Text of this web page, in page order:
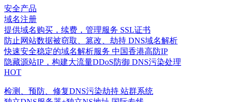
安全产品
域名注册
提供域名购买，续费，管理服务 SSL证书
防止网站数据被窃取、篡改、劫持 DNS域名解析
快速安全稳定的域名解析服务 中国香港高防IP
隐藏源站IP，构建大流量DDoS防御 DNS污染处理
HOT
检测、预防、修复DNS污染劫持 站群系统